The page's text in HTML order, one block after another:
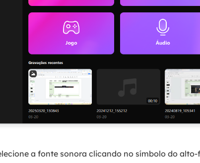
a fonte sonora clicando no símbolo do